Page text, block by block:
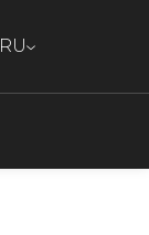
RU